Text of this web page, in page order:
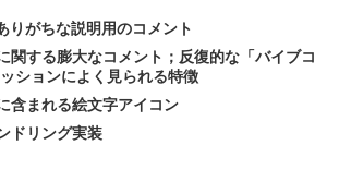
りがちな説明用のコメント
関する膨大なコメント；反復的な「バイブコ
ションによく見られる特徴
含まれる絵文字アイコン
ドリング実装